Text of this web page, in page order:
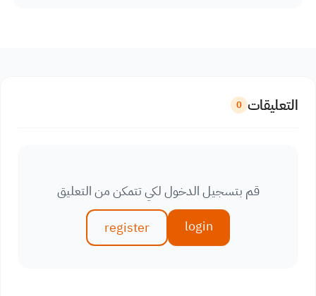
التعليقات 0
قم بتسجيل الدخول لكي تتمكن من التعليق
login
register